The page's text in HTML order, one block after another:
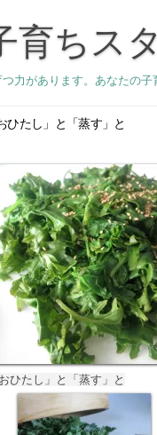
育ちス
力があります。あなたの子
ひたし」と「蒸す」と
おひたし」と「蒸す」と